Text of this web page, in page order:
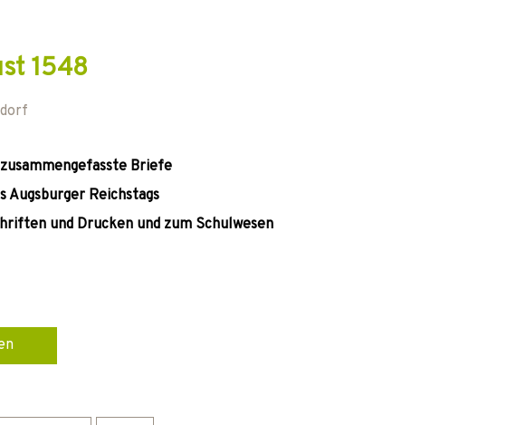
1548
Briefe
Reichstags
und Drucken und zum Schulwesen